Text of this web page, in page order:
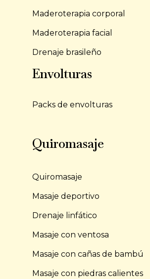
Maderoterapia corporal
Maderoterapia facial
Drenaje brasileño
Envolturas
Packs de envolturas
Quiromasaje
Quiromasaje
Masaje deportivo
Drenaje linfático
Masaje con ventosa
Masaje con cañas de bambú
Masaje con piedras calientes